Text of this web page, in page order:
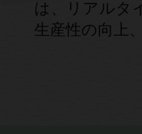
は、リアルタ
生産性の向上